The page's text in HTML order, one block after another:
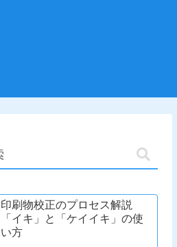
印刷物校正のプロセス解説
「イキ」と「ケイイキ」の使
い方